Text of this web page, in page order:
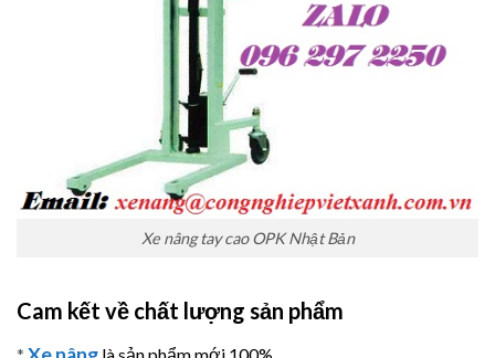
Xe nâng tay cao OPK Nhật Bản
Cam kết về chất lượng sản phẩm